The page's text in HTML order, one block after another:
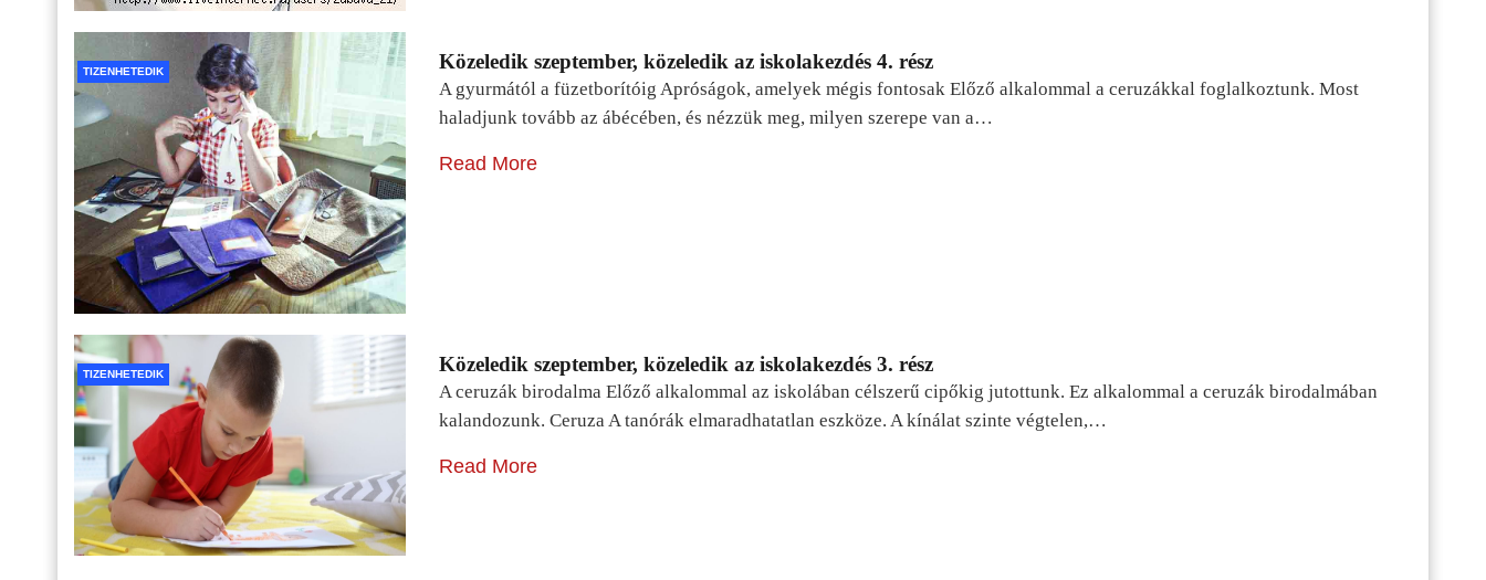
TIZENHETEDIK Közeledik szeptember, közeledik az iskolakezdés 4. rész
A gyurmától a füzetborítóig Apróságok, amelyek mégis fontosak Előző alkalommal a ceruzákkal foglalkoztunk. Most
haladjunk tovább az ábécében, és nézzük meg, milyen szerepe van a…
Read More
TIZENHETEDIK Közeledik szeptember, közeledik az iskolakezdés 3. rész
A ceruzák birodalma Előző alkalommal az iskolában célszerű cipőkig jutottunk. Ez alkalommal a ceruzák birodalmában
kalandozunk. Ceruza A tanórák elmaradhatatlan eszköze. A kínálat szinte végtelen,…
Read More